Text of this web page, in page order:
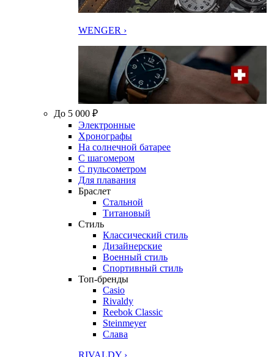
WENGER ›
До 5 000 ₽
Электронные
Хронографы
На солнечной батарее
С шагомером
С пульсометром
Для плавания
Браслет
Стальной
Титановый
Стиль
Классический стиль
Дизайнерские
Военный стиль
Спортивный стиль
Топ-бренды
Casio
Rivaldy
Reebok Classic
Steinmeyer
Слава
RIVALDY ›